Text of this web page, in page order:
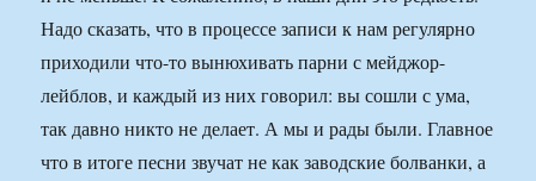
Надо сказать, что в процессе записи к нам регулярно
приходили что-то вынюхивать парни с мейджор-
лейблов, и каждый из них говорил: вы сошли с ума,
так давно никто не делает. А мы и рады были. Главное
что в итоге песни звучат не как заводские болванки, а